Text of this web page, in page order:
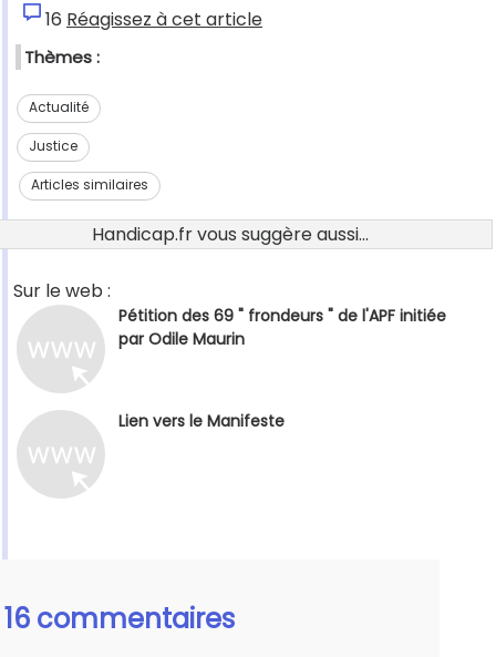
16 Réagissez à cet article
Thèmes :
Actualité
Justice
Articles similaires
Handicap.fr vous suggère aussi...
Sur le web :
Pétition des 69 " frondeurs " de l'APF initiée
par Odile Maurin
Lien vers le Manifeste
16 commentaires